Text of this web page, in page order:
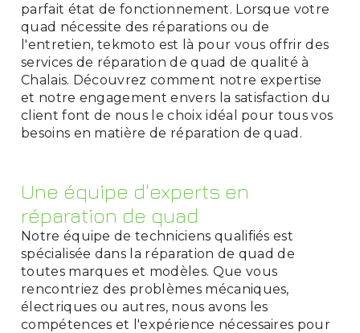
parfait état de fonctionnement. Lorsque votre
quad nécessite des réparations ou de
l'entretien, tekmoto est là pour vous offrir des
services de réparation de quad de qualité à
Chalais. Découvrez comment notre expertise
et notre engagement envers la satisfaction du
client font de nous le choix idéal pour tous vos
besoins en matière de réparation de quad.
Une équipe d'experts en
réparation de quad
Notre équipe de techniciens qualifiés est
spécialisée dans la réparation de quad de
toutes marques et modèles. Que vous
rencontriez des problèmes mécaniques,
électriques ou autres, nous avons les
compétences et l'expérience nécessaires pour